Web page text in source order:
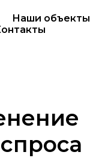
Наши объекты